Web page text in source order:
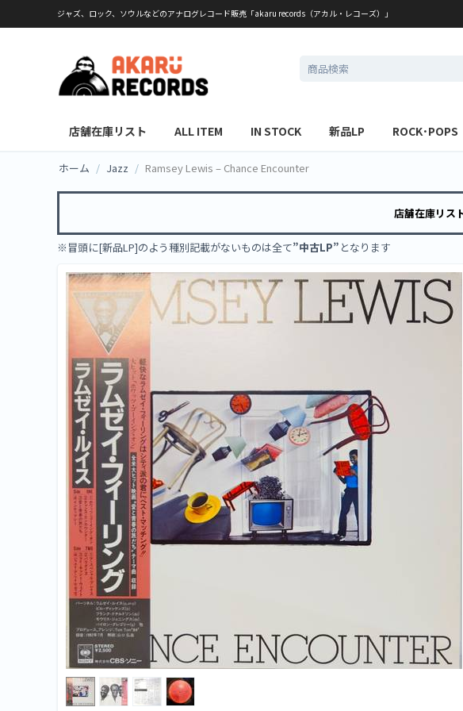
ジャズ、ロック、ソウルなどのアナログレコード販売「akaru records（アカル・レコーズ）」
店舗在庫リスト ALL ITEM IN STOCK 新品LP ROCK･POPS
ホーム / Jazz / Ramsey Lewis – Chance Encounter
店舗在庫リス
※冒頭に[新品LP]のよう種別記載がないものは全て”中古LP” となります